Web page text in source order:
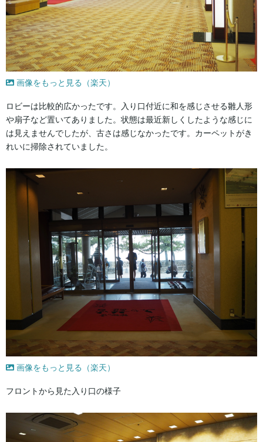
画像をもっと見る（楽天）
ロビーは比較的広かったです。入り口付近に和を感じさせる雛人形
や扇子など置いてありました。状態は最近新しくしたような感じに
は見えませんでしたが、古さは感じなかったです。カーペットがき
れいに掃除されていました。
画像をもっと見る（楽天）
フロントから見た入り口の様子